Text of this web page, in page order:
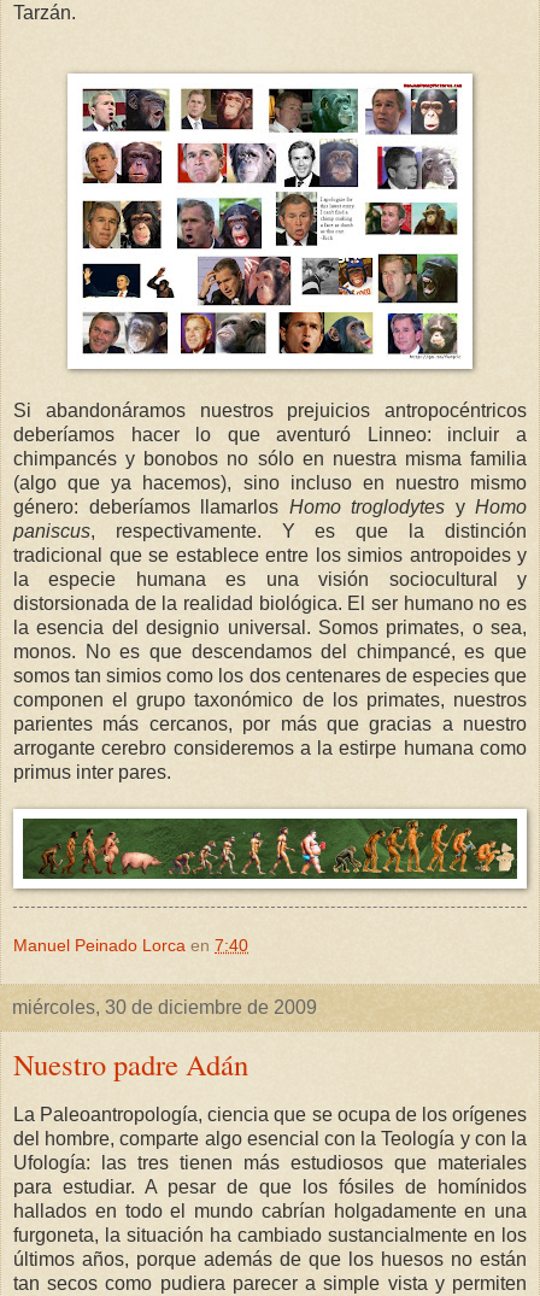
Tarzán.
Si abandonáramos nuestros prejuicios antropocéntricos
deberíamos hacer lo que aventuró Linneo: incluir a
chimpancés y bonobos no sólo en nuestra misma familia
(algo que ya hacemos), sino incluso en nuestro mismo
género: deberíamos llamarlos Homo troglodytes y Homo
paniscus, respectivamente. Y es que la distinción
tradicional que se establece entre los simios antropoides y
la especie humana es una visión sociocultural y
distorsionada de la realidad biológica. El ser humano no es
la esencia del designio universal. Somos primates, o sea,
monos. No es que descendamos del chimpancé, es que
somos tan simios como los dos centenares de especies que
componen el grupo taxonómico de los primates, nuestros
parientes más cercanos, por más que gracias a nuestro
arrogante cerebro consideremos a la estirpe humana como
primus inter pares.
Manuel Peinado Lorca en 7:40
miércoles, 30 de diciembre de 2009
Nuestro padre Adán
La Paleoantropología, ciencia que se ocupa de los orígenes
del hombre, comparte algo esencial con la Teología y con la
Ufología: las tres tienen más estudiosos que materiales
para estudiar. A pesar de que los fósiles de homínidos
hallados en todo el mundo cabrían holgadamente en una
furgoneta, la situación ha cambiado sustancialmente en los
últimos años, porque además de que los huesos no están
tan secos como pudiera parecer a simple vista y permiten